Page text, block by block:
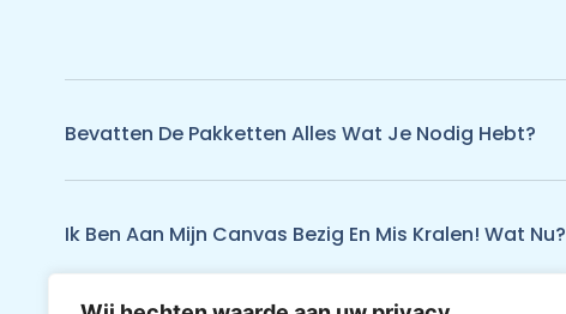
Bevatten De Pakketten Alles Wat Je Nodig Hebt?
Ik Ben Aan Mijn Canvas Bezig En Mis Kralen! Wat Nu?